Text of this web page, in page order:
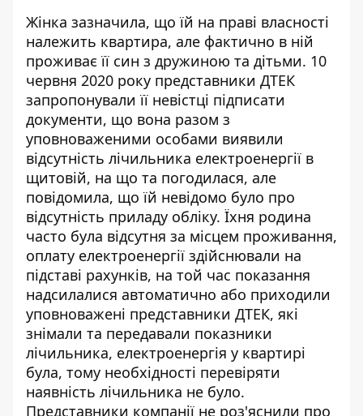
Жінка зазначила, що їй на праві власності
належить квартира, але фактично в ній
проживає її син з дружиною та дітьми. 10
червня 2020 року представники ДТЕК
запропонували її невістці підписати
документи, що вона разом з
уповноваженими особами виявили
відсутність лічильника електроенергії в
щитовій, на що та погодилася, але
повідомила, що їй невідомо було про
відсутність приладу обліку. Їхня родина
часто була відсутня за місцем проживання,
оплату електроенергії здійснювали на
підставі рахунків, на той час показання
надсилалися автоматично або приходили
уповноважені представники ДТЕК, які
знімали та передавали показники
лічильника, електроенергія у квартирі
була, тому необхідності перевіряти
наявність лічильника не було.
Представники компанії не роз'яснили про